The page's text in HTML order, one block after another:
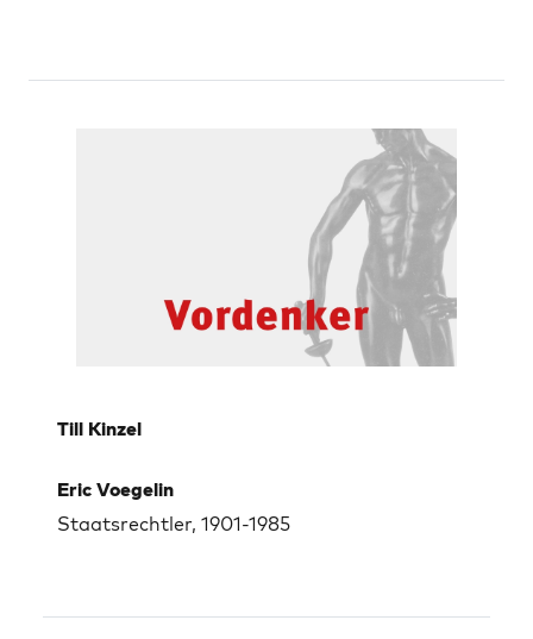
Till Kinzel
Eric Voegelin
Staatsrechtler, 1901-1985